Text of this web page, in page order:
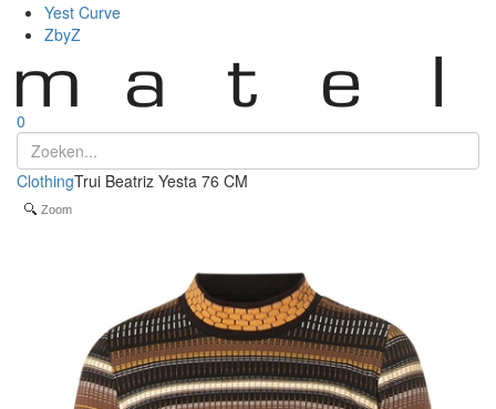
Yest Curve
ZbyZ
0
ClothingTrui Beatriz Yesta 76 CM
Zoom